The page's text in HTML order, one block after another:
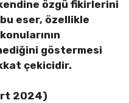
özgü fikirlerini
eser, özellikle
göstermesi
çekicidir.
2024)